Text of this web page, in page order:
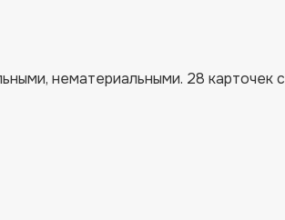
нематериальными. 28 карточек с